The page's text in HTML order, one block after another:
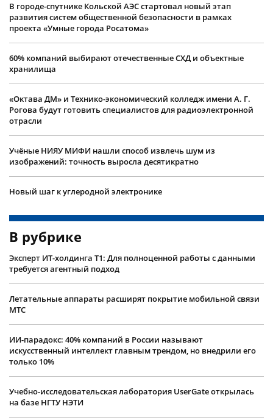
В городе-спутнике Кольской АЭС стартовал новый этап
развития систем общественной безопасности в рамках
проекта «Умные города Росатома»
60% компаний выбирают отечественные СХД и объектные
хранилища
«Октава ДМ» и Технико-экономический колледж имени А. Г.
Рогова будут готовить специалистов для радиоэлектронной
отрасли
Учëные НИЯУ МИФИ нашли способ извлечь шум из
изображений: точность выросла десятикратно
Новый шаг к углеродной электронике
В рубрике
Эксперт ИТ-холдинга Т1: Для полноценной работы с данными
требуется агентный подход
Летательные аппараты расширят покрытие мобильной связи
МТС
ИИ-парадокс: 40% компаний в России называют
искусственный интеллект главным трендом, но внедрили его
только 10%
Учебно-исследовательская лаборатория UserGate открылась
на базе НГТУ НЭТИ